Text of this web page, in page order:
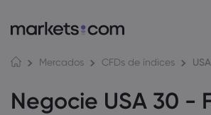
Mercados CFDs de índices
Negocie USA 30 -